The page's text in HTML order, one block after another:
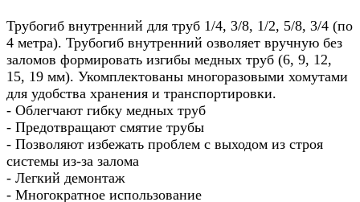
Трубогиб внутренний для труб 1/4, 3/8, 1/2, 5/8, 3/4 (по
4 метра). Трубогиб внутренний озволяет вручную без
заломов формировать изгибы медных труб (6, 9, 12,
15, 19 мм). Укомплектованы многоразовыми хомутами
для удобства хранения и транспортировки.
- Облегчают гибку медных труб
- Предотвращают смятие трубы
- Позволяют избежать проблем с выходом из строя
системы из-за залома
- Легкий демонтаж
- Многократное использование